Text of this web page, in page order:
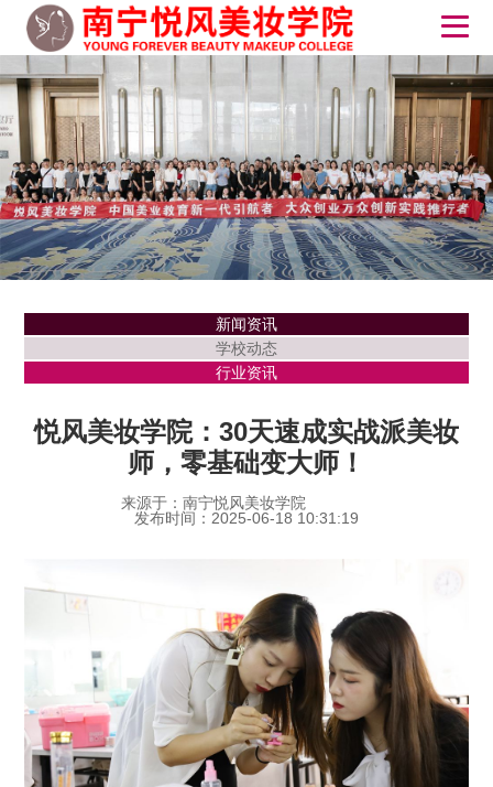
新闻资讯
学校动态
行业资讯
悦风美妆学院：30天速成实战派美妆
师，零基础变大师！
来源于：南宁悦风美妆学院
发布时间：2025-06-18 10:31:19